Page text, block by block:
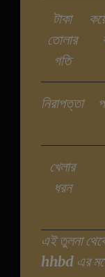
টাকা
তোলার
গতি
নিরাপত্তা
খেলার
ধরন
এই তুলনা
hhbd এর